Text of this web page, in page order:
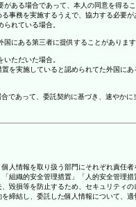
ある場合であって、本人の同意を得るこ
事務を実施するうえで、協力する必要
れている場合。
にある第三者に提供することがあります
ただいた場合。
を実施していると認められてた外国にあ
であって、委託契約に基づき、速やか
人情報を取り扱う部門にそれぞれ責任者
組織的安全管理措置」「人的安全管理
毀損等を防止するため、セキュリティの
締結し、委託した個人情報について、